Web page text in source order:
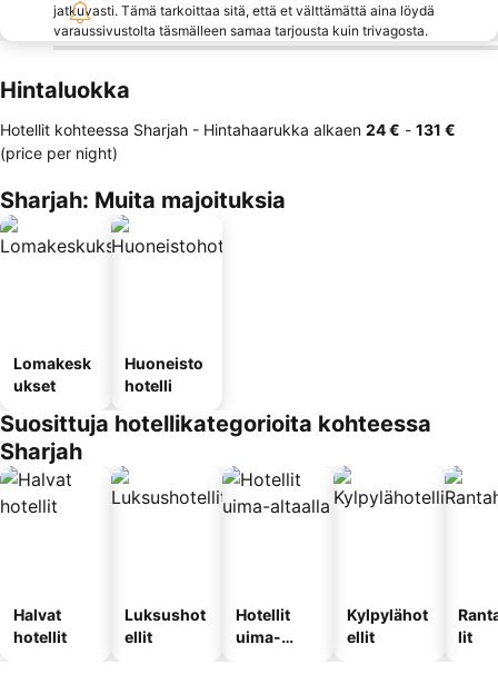
jatkuvasti. Tämä tarkoittaa sitä, että et välttämättä aina löydä
varaussivustolta täsmälleen samaa tarjousta kuin trivagosta.
Hintaluokka
Hotellit kohteessa Sharjah - Hintahaarukka alkaen ‎24 € - ‎131 €
(price per night)
Sharjah: Muita majoituksia
Lomakesk
ukset
Huoneisto
hotelli
Suosittuja hotellikategorioita kohteessa
Sharjah
Halvat
hotellit
Luksushot
ellit
Hotellit
uima-
Kylpylähot
ellit
lit